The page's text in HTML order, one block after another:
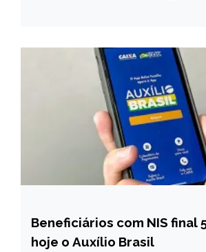
BRASIL
CAPELINHA
Beneficiários com NIS final
hoje o Auxílio Brasil